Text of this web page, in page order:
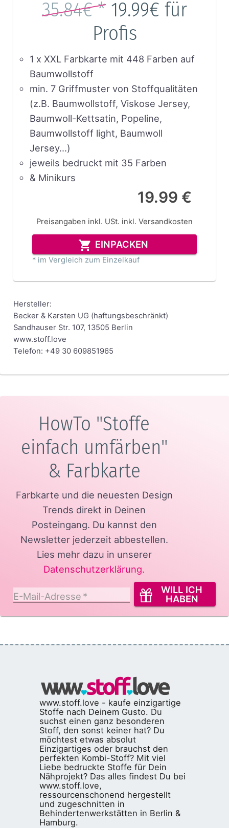
35.84€ * 19.99€ für
Profis
1 x XXL Farbkarte mit 448 Farben auf
Baumwollstoff
min. 7 Griffmuster von Stoffqualitäten
(z.B. Baumwollstoff, Viskose Jersey,
Baumwoll-Kettsatin, Popeline,
Baumwollstoff light, Baumwoll
Jersey…)
jeweils bedruckt mit 35 Farben
& Minikurs
19.99 €
Preisangaben inkl. USt. inkl. Versandkosten
EINPACKEN
* im Vergleich zum Einzelkauf
Hersteller:
Becker & Karsten UG (haftungsbeschränkt)
Sandhauser Str. 107, 13505 Berlin
www.stoff.love
Telefon: +49 30 609851965
HowTo "Stoffe
einfach umfärben"
& Farbkarte
Farbkarte und die neuesten Design
Trends direkt in Deinen
Posteingang. Du kannst den
Newsletter jederzeit abbestellen.
Lies mehr dazu in unserer
Datenschutzerklärung.
E-Mail-Adresse *
WILL ICH
HABEN
www.stoff.love - kaufe einzigartige
Stoffe nach Deinem Gusto. Du
suchst einen ganz besonderen
Stoff, den sonst keiner hat? Du
möchtest etwas absolut
Einzigartiges oder brauchst den
perfekten Kombi-Stoff? Mit viel
Liebe bedruckte Stoffe für Dein
Nähprojekt? Das alles findest Du bei
www.stoff.love,
ressourcenschonend hergestellt
und zugeschnitten in
Behindertenwerkstätten in Berlin &
Hamburg.